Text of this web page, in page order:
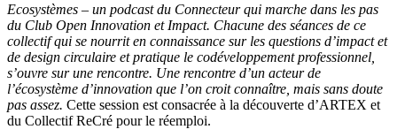
Ecosystèmes – un podcast du Connecteur qui marche dans les pas
du Club Open Innovation et Impact. Chacune des séances de ce
collectif qui se nourrit en connaissance sur les questions d’impact et
de design circulaire et pratique le codéveloppement professionnel,
s’ouvre sur une rencontre. Une rencontre d’un acteur de
l’écosystème d’innovation que l’on croit connaître, mais sans doute
pas assez. Cette session est consacrée à la découverte d’ARTEX et
du Collectif ReCré pour le réemploi.